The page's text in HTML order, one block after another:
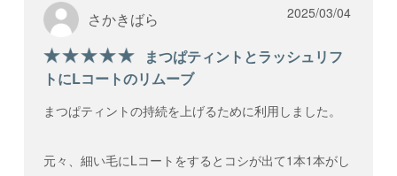
から新規会
員登録を作成・ログインをした状態で、Lコー
い。すでに当ウェブサイトで会員登録をお持ち
の方はログインしてからカートに入れてくださ
トスタートBOXを購入されたアカウントでログ
クレジットカード決済または銀行振込にてお支
さかきばら
まつぱティントとラッシュリフ
トにLコートのリムーブ
2025/03/04
まつぱティントの持続を上げるために利用しました。
元々、細い毛にLコートをするとコシが出て1本1本がし